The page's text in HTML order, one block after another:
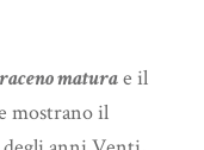
maturae il
mostrano il